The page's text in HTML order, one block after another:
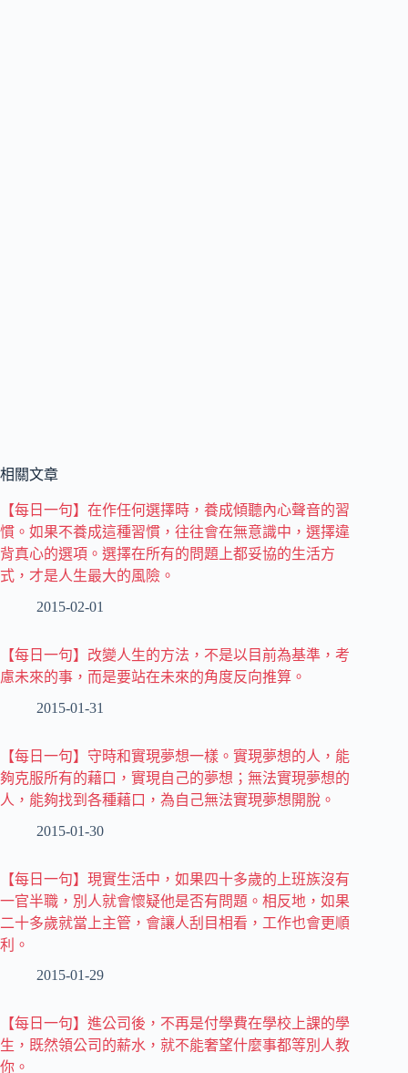
相關文章
【每日一句】在作任何選擇時，養成傾聽內心聲音的習
慣。如果不養成這種習慣，往往會在無意識中，選擇違
背真心的選項。選擇在所有的問題上都妥協的生活方
式，才是人生最大的風險。
2015-02-01
【每日一句】改變人生的方法，不是以目前為基準，考
慮未來的事，而是要站在未來的角度反向推算。
2015-01-31
【每日一句】守時和實現夢想一樣。實現夢想的人，能
夠克服所有的藉口，實現自己的夢想；無法實現夢想的
人，能夠找到各種藉口，為自己無法實現夢想開脫。
2015-01-30
【每日一句】現實生活中，如果四十多歲的上班族沒有
一官半職，別人就會懷疑他是否有問題。相反地，如果
二十多歲就當上主管，會讓人刮目相看，工作也會更順
利。
2015-01-29
【每日一句】進公司後，不再是付學費在學校上課的學
生，既然領公司的薪水，就不能奢望什麼事都等別人教
你。